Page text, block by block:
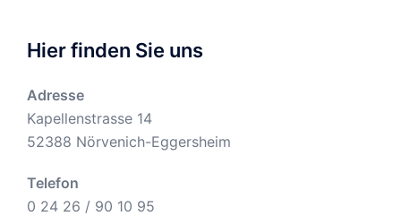
Hier finden Sie uns
Adresse
Kapellenstrasse 14
52388 Nörvenich-Eggersheim
Telefon
0 24 26 / 90 10 95